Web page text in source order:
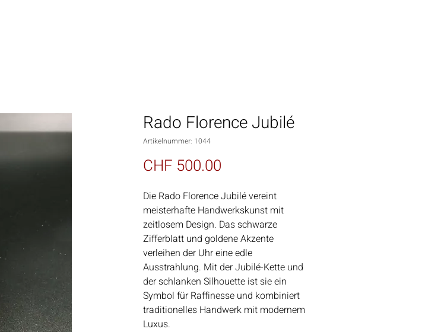
Rado Florence Jubilé
Artikelnummer: 1044
CHF 500.00
Die Rado Florence Jubilé vereint
meisterhafte Handwerkskunst mit
zeitlosem Design. Das schwarze
Zifferblatt und goldene Akzente
verleihen der Uhr eine edle
Ausstrahlung. Mit der Jubilé-Kette und
der schlanken Silhouette ist sie ein
Symbol für Raffinesse und kombiniert
traditionelles Handwerk mit modernem
Luxus.